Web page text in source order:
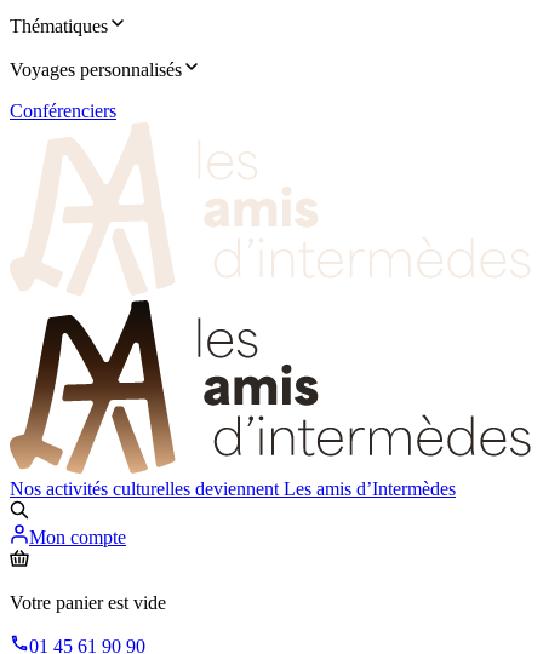
Thématiques
Voyages personnalisés
Conférenciers
Nos activités culturelles deviennent Les amis d’Intermèdes
Mon compte
Votre panier est vide
01 45 61 90 90